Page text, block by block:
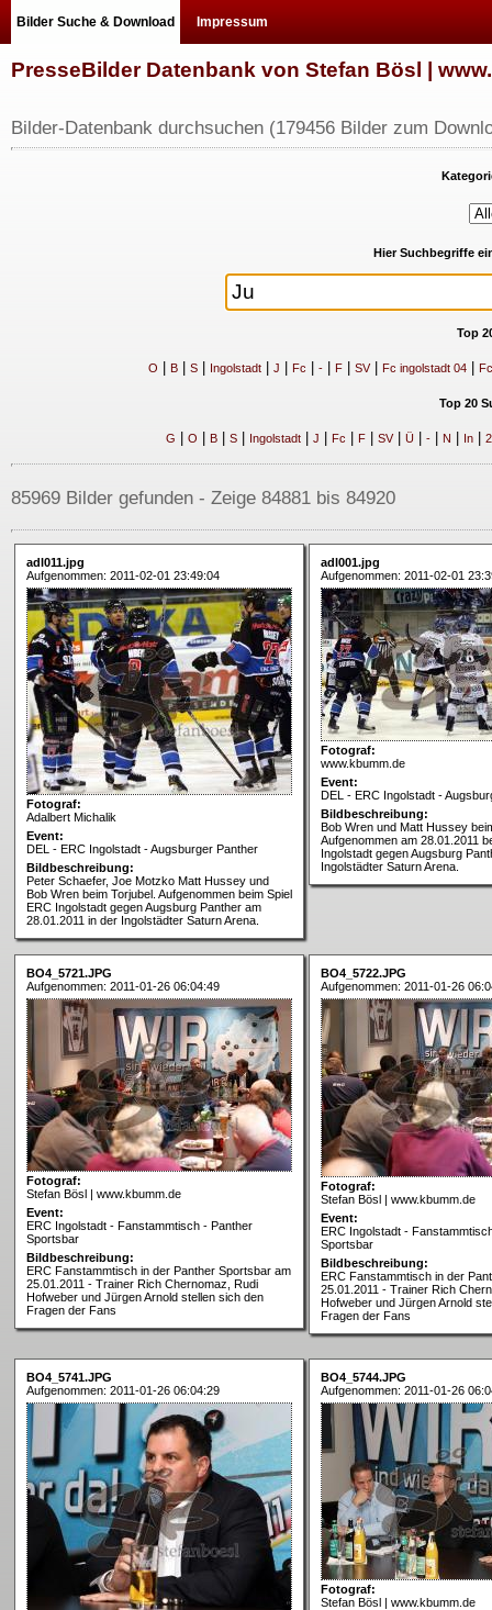
Bilder Suche & Download Impressum
PresseBilder Datenbank von Stefan Bösl |
Bilder-Datenbank durchsuchen (179456 Bilder zum
Hier Suchbegriffe
Top
O B| S| Ingolstadt| J Fc -| F| SV| Fc ingolstadt 04|
Top 20
G O B| S| Ingolstadt| J Fc F| SV| Ü| -| N In| 2
85969 Bilder gefunden - Zeige 84881 bis 84920
adl011.jpg
Aufgenommen: 2011-02-01 23:49:04
Fotograf:
Adalbert Michalik
Event:
DEL - ERC Ingolstadt - Augsburger Panther
Bildbeschreibung:
Peter Schaefer, Joe Motzko Matt Hussey und
Bob Wren beim Torjubel. Aufgenommen beim Spiel
ERC Ingolstadt gegen Augsburg Panther am
28.01.2011 in der Ingolstädter Saturn Arena.
adl001.jpg
Aufgenommen: 2011-02-01
Fotograf:
www.kbumm.de
Event:
DEL - ERC Ingolstadt -
Bildbeschreibung:
Bob Wren und Matt Hussey
Aufgenommen am 28.01.2011
Ingolstadt gegen Augsburg
Ingolstädter Saturn Arena.
BO4_5721.JPG
Aufgenommen: 2011-01-26 06:04:49
Fotograf:
Stefan Bösl | www.kbumm.de
Event:
ERC Ingolstadt - Fanstammtisch - Panther
Sportsbar
Bildbeschreibung:
ERC Fanstammtisch in der Panther Sportsbar am
25.01.2011 - Trainer Rich Chernomaz, Rudi
Hofweber und Jürgen Arnold stellen sich den
Fragen der Fans
BO4_5722.JPG
Aufgenommen: 2011-01-26
Fotograf:
Stefan Bösl | www.kbumm.de
Event:
ERC Ingolstadt -
Sportsbar
Bildbeschreibung:
ERC Fanstammtisch in der
25.01.2011 - Trainer Rich
Hofweber und Jürgen Arnold
Fragen der Fans
BO4_5741.JPG
Aufgenommen: 2011-01-26 06:04:29
BO4_5744.JPG
Aufgenommen: 2011-01-26
Fotograf:
Stefan Bösl | www.kbumm.de